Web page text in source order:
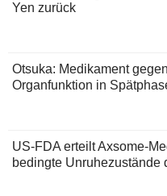
Yen zurück
Otsuka: Medikament
Organfunktion in
US-FDA erteilt Axsome-
bedingte Unruhezustände